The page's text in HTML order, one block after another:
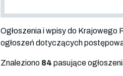
Ogłoszenia i wpisy do Krajowego
ogłoszeń dotyczących
Znaleziono 84 pasujące